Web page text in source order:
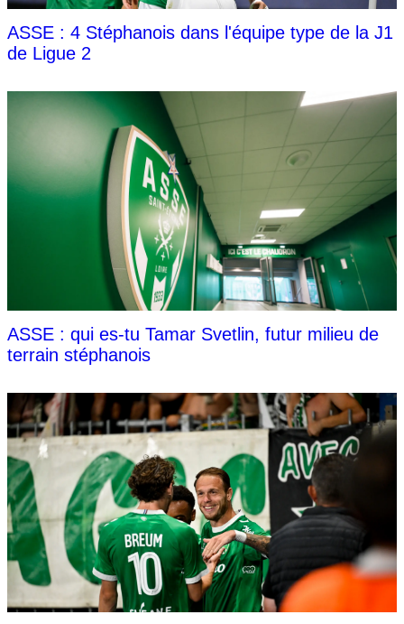
ASSE : 4 Stéphanois dans l'équipe type de la J1
de Ligue 2
ASSE : qui es-tu Tamar Svetlin, futur milieu de
terrain stéphanois